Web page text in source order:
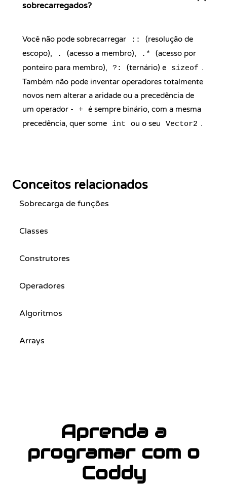
sobrecarregados?
Você não pode sobrecarregar ::
(resolução de
escopo),
. (acesso a membro), .*
(acesso por
ponteiro para membro),
?: (ternário) e sizeof .
Também não pode inventar operadores totalmente
novos nem alterar a aridade ou a precedência de
um operador -
+ é sempre binário, com a mesma
precedência, quer some
int ou o seu Vector2 .
Conceitos relacionados
Sobrecarga de funções
Classes
Construtores
Operadores
Algoritmos
Arrays
Aprenda a
programar com o
Coddy